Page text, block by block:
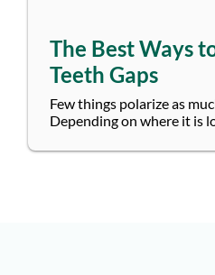
The Best Ways
Teeth Gaps
Few things polarize as
Depending on where it is